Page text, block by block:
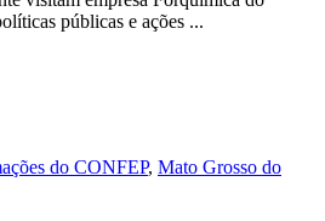
públicas e ações ...
do CONFEP, Mato Grosso do